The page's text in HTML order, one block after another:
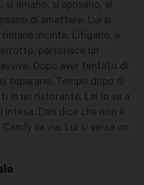
si amano, si sposano, si
di smettere. Lui si
incinta. Litigano, e
partorisce un
Dopo aver tentato di
separano. Tempo dopo si
in un ristorante. Lei lo va a
Dan dice che non è
va via. Lui si versa un